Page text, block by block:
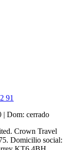
91
| Dom: cerrado
Crown Travel
Domicilio social: